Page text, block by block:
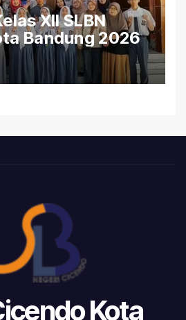
XII SLBN
Bandung 2026
Kota